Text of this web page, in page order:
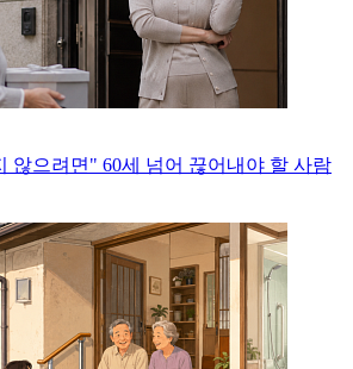
않으려면" 60세 넘어 끊어내야 할 사람